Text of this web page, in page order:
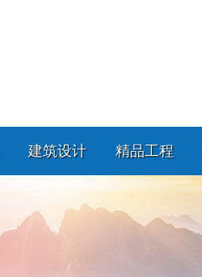
建筑设计 精品工程